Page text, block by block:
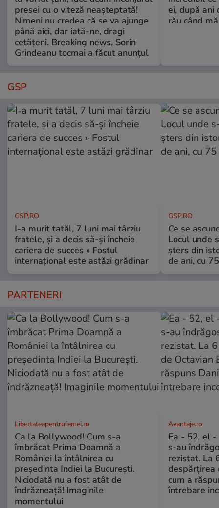
presei cu o viteză neașteptată!
Nimeni nu credea că se va ajunge
până aici, dar iată-ne, dragi
cetățeni. Breaking news, Sorin
Grindeanu tocmai a făcut anunțul
ei, după ani
rău când
GSP
GSP.RO
I-a murit tatăl, 7 luni mai târziu
fratele, și a decis să-și încheie
cariera de succes » Fostul
internațional este astăzi grădinar
GSP.RO
Ce se
Locul unde
șters din
de ani, cu
PARTENERI
Libertateapentrufemei.ro
Ca la Bollywood! Cum s-a
îmbrăcat Prima Doamnă a
României la întâlnirea cu
președinta Indiei la București.
Niciodată nu a fost atât de
îndrăzneață! Imaginile
momentului
Avantaje.ro
Ea - 52, el -
s-au
rezistat. La
despărțirea
cum a
întrebare